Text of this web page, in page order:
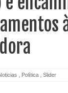
Política Slider